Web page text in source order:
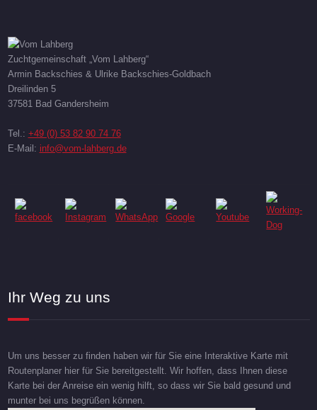
Zuchtgemeinschaft „Vom Lahberg“
Armin Backschies & Ulrike Backschies-Goldbach
Dreilinden 5
37581 Bad Gandersheim
Tel.: +49 (0) 53 82 90 74 76
E-Mail: info@vom-lahberg.de
Ihr Weg zu uns
Um uns besser zu finden haben wir für Sie eine Interaktive Karte mit
Routenplaner hier für Sie bereitgestellt. Wir hoffen, dass Ihnen diese
Karte bei der Anreise ein wenig hilft, so dass wir Sie bald gesund und
munter bei uns begrüßen können.